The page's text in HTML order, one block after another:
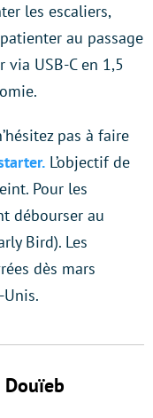
les escaliers,
au passage
via USB-C en 1,5
pas à faire
L’objectif de
Pour les
débourser au
Bird). Les
dès mars